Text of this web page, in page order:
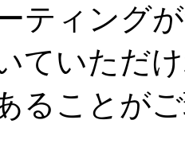
ティング
ていただ
ることが